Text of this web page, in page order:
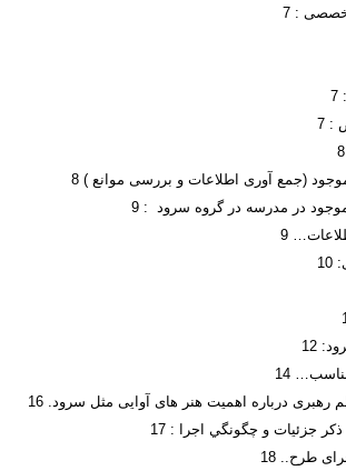
: 7
7
(جمع آوری اطلاعات و بررسی موانع ) 8
در مدرسه در گروه سرود : 9
9
12
14
رهبری درباره اهمیت هنر های آوایی مثل سرود. 16
جزئيات و چگونگي اجرا : 17
طرح.. 18